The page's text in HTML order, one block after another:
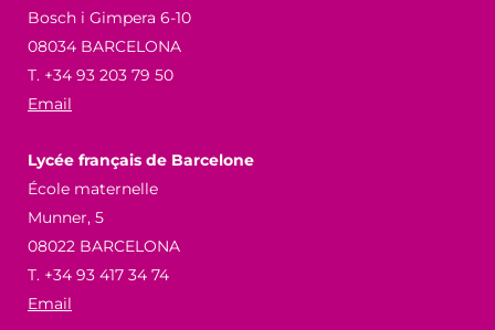
Bosch i Gimpera 6-10
08034 BARCELONA
T. +34 93 203 79 50
Email
Lycée français de Barcelone
École maternelle
Munner, 5
08022 BARCELONA
T. +34 93 417 34 74
Email